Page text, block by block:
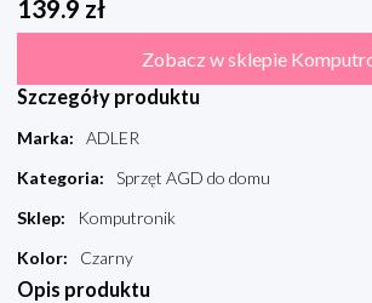
139.9 zł
Zobacz w sklepie
Szczegóły produktu
Marka:
ADLER
Kategoria:
Sprzęt AGD do domu
Sklep:
Komputronik
Kolor: Czarny
Opis produktu